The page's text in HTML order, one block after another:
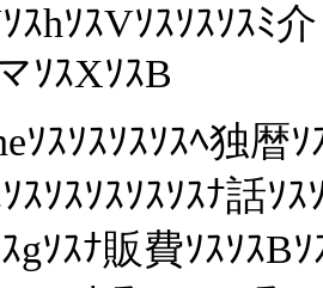
ｽhｿｽVｿｽｿｽｿｽﾐ
ｿｽXｿｽB
ｿｽｿｽｿｽｿｽﾍ独暦
ｽｿｽｿｽｿｽｿｽﾅ話ｿ
gｿｽﾅ販費ｿｽｿｽB